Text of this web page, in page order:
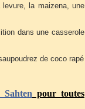
la maizena, une
dans une casserole
de coco rapé
Sahten pour toutes